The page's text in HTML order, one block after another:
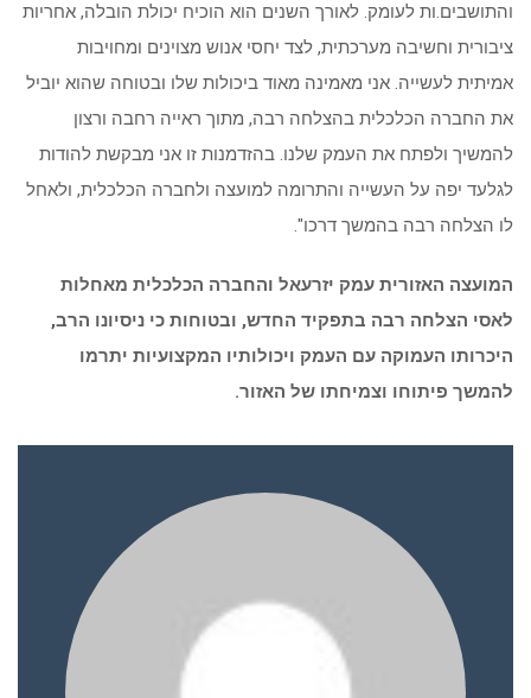
והתושבים.ות לעומק. לאורך השנים הוא הוכיח יכולת הובלה, אחריות
ציבורית וחשיבה מערכתית, לצד יחסי אנוש מצוינים ומחויבות
אמיתית לעשייה. אני מאמינה מאוד ביכולות שלו ובטוחה שהוא יוביל
את החברה הכלכלית בהצלחה רבה, מתוך ראייה רחבה ורצון
להמשיך ולפתח את העמק שלנו. בהזדמנות זו אני מבקשת להודות
לגלעד יפה על העשייה והתרומה למועצה ולחברה הכלכלית, ולאחל
לו הצלחה רבה בהמשך דרכו."
המועצה האזורית עמק יזרעאל והחברה הכלכלית מאחלות
לאסי הצלחה רבה בתפקיד החדש, ובטוחות כי ניסיונו הרב,
היכרותו העמוקה עם העמק ויכולותיו המקצועיות יתרמו
להמשך פיתוחו וצמיחתו של האזור.